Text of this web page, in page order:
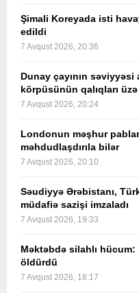
Şimali Koreyada isti
edildi
7 Avqust 2026, 20:36
Dunay çayının
körpüsünün qalıqları üzə
7 Avqust 2026, 20:24
Londonun məşhur
məhdudlaşdırıla bilər
7 Avqust 2026, 20:10
Səudiyyə Ərəbistanı,
müdafiə sazişi imzaladı
7 Avqust 2026, 19:33
Məktəbdə silahlı hücum:
öldürdü
7 Avqust 2026, 18:17